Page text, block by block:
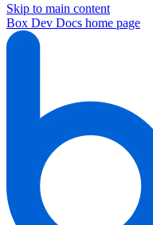
Skip to main content
Box Dev Docs home page